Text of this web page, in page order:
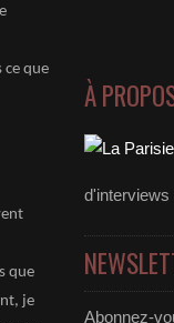
ce que
que
je
À
d'interviews
Abonnez-